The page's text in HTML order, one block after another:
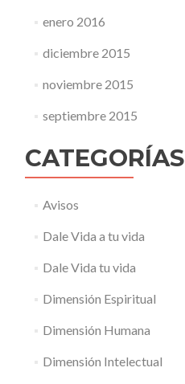
enero 2016
diciembre 2015
noviembre 2015
septiembre 2015
CATEGORÍAS
Avisos
Dale Vida a tu vida
Dale Vida tu vida
Dimensión Espiritual
Dimensión Humana
Dimensión Intelectual